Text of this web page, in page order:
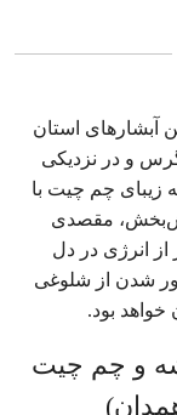
آبشارهای استان
و در نزدیکی
زیبای چم چیت با
مقصدی
انرژی در دل
شدن از شلوغی
بود.
و چم چیت